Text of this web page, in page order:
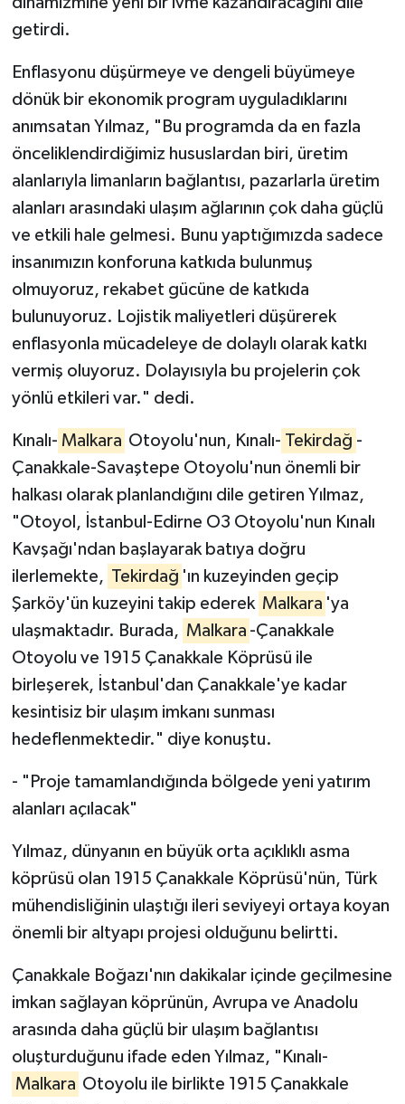
getirdi.
Enflasyonu düşürmeye ve dengeli büyümeye
dönük bir ekonomik program uyguladıklarını
anımsatan Yılmaz, "Bu programda da en fazla
önceliklendirdiğimiz hususlardan biri, üretim
alanlarıyla limanların bağlantısı, pazarlarla üretim
alanları arasındaki ulaşım ağlarının çok daha güçlü
ve etkili hale gelmesi. Bunu yaptığımızda sadece
insanımızın konforuna katkıda bulunmuş
olmuyoruz, rekabet gücüne de katkıda
bulunuyoruz. Lojistik maliyetleri düşürerek
enflasyonla mücadeleye de dolaylı olarak katkı
vermiş oluyoruz. Dolayısıyla bu projelerin çok
yönlü etkileri var." dedi.
Kınalı- Malkara Otoyolu'nun, Kınalı- Tekirdağ -
Çanakkale-Savaştepe Otoyolu'nun önemli bir
halkası olarak planlandığını dile getiren Yılmaz,
"Otoyol, İstanbul-Edirne O3 Otoyolu'nun Kınalı
Kavşağı'ndan başlayarak batıya doğru
ilerlemekte, Tekirdağ 'ın kuzeyinden geçip
Şarköy'ün kuzeyini takip ederek Malkara 'ya
ulaşmaktadır. Burada, Malkara -Çanakkale
Otoyolu ve 1915 Çanakkale Köprüsü ile
birleşerek, İstanbul'dan Çanakkale'ye kadar
kesintisiz bir ulaşım imkanı sunması
hedeflenmektedir." diye konuştu.
- "Proje tamamlandığında bölgede yeni yatırım
alanları açılacak"
Yılmaz, dünyanın en büyük orta açıklıklı asma
köprüsü olan 1915 Çanakkale Köprüsü'nün, Türk
mühendisliğinin ulaştığı ileri seviyeyi ortaya koyan
önemli bir altyapı projesi olduğunu belirtti.
Çanakkale Boğazı'nın dakikalar içinde geçilmesine
imkan sağlayan köprünün, Avrupa ve Anadolu
arasında daha güçlü bir ulaşım bağlantısı
oluşturduğunu ifade eden Yılmaz, "Kınalı-
Malkara Otoyolu ile birlikte 1915 Çanakkale